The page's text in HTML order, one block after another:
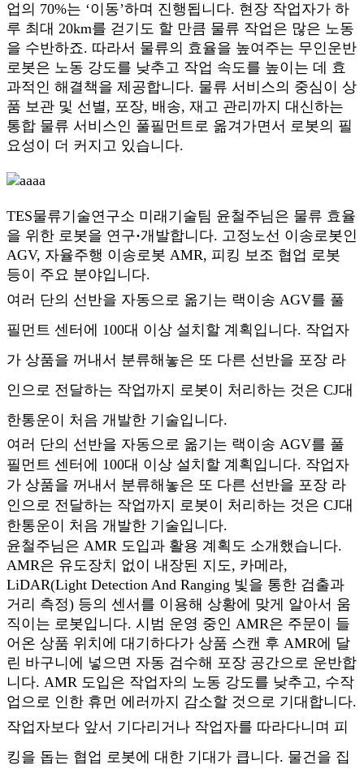
업의 70%는 ‘이동’하며 진행됩니다. 현장 작업자가 하
루 최대 20km를 걷기도 할 만큼 물류 작업은 많은 노동
을 수반하죠. 따라서 물류의 효율을 높여주는 무인운반
로봇은 노동 강도를 낮추고 작업 속도를 높이는 데 효
과적인 해결책을 제공합니다. 물류 서비스의 중심이 상
품 보관 및 선별, 포장, 배송, 재고 관리까지 대신하는
통합 물류 서비스인 풀필먼트로 옮겨가면서 로봇의 필
요성이 더 커지고 있습니다.
TES물류기술연구소 미래기술팀 윤철주님은 물류 효율
을 위한 로봇을 연구·개발합니다. 고정노선 이송로봇인
AGV, 자율주행 이송로봇 AMR, 피킹 보조 협업 로봇
등이 주요 분야입니다.
여러 단의 선반을 자동으로 옮기는 랙이송 AGV를 풀
필먼트 센터에 100대 이상 설치할 계획입니다. 작업자
가 상품을 꺼내서 분류해놓은 또 다른 선반을 포장 라
인으로 전달하는 작업까지 로봇이 처리하는 것은 CJ대
한통운이 처음 개발한 기술입니다.
여러 단의 선반을 자동으로 옮기는 랙이송 AGV를 풀
필먼트 센터에 100대 이상 설치할 계획입니다. 작업자
가 상품을 꺼내서 분류해놓은 또 다른 선반을 포장 라
인으로 전달하는 작업까지 로봇이 처리하는 것은 CJ대
한통운이 처음 개발한 기술입니다.
윤철주님은 AMR 도입과 활용 계획도 소개했습니다.
AMR은 유도장치 없이 내장된 지도, 카메라,
LiDAR(Light Detection And Ranging 빛을 통한 검출과
거리 측정) 등의 센서를 이용해 상황에 맞게 알아서 움
직이는 로봇입니다. 시범 운영 중인 AMR은 주문이 들
어온 상품 위치에 대기하다가 상품 스캔 후 AMR에 달
린 바구니에 넣으면 자동 검수해 포장 공간으로 운반합
니다. AMR 도입은 작업자의 노동 강도를 낮추고, 수작
업으로 인한 휴먼 에러까지 감소할 것으로 기대합니다.
작업자보다 앞서 기다리거나 작업자를 따라다니며 피
킹을 돕는 협업 로봇에 대한 기대가 큽니다. 물건을 집